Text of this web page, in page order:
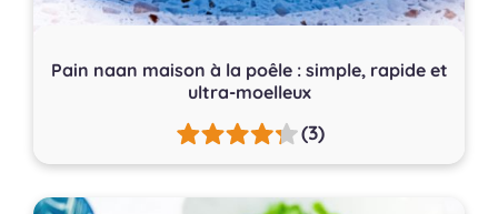
Pain naan maison à la poêle : simple, rapide et
ultra-moelleux
(3)